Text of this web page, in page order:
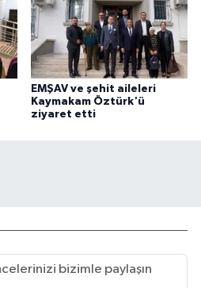
EMŞAV ve şehit aileleri
Kaymakam Öztürk'ü
ziyaret etti